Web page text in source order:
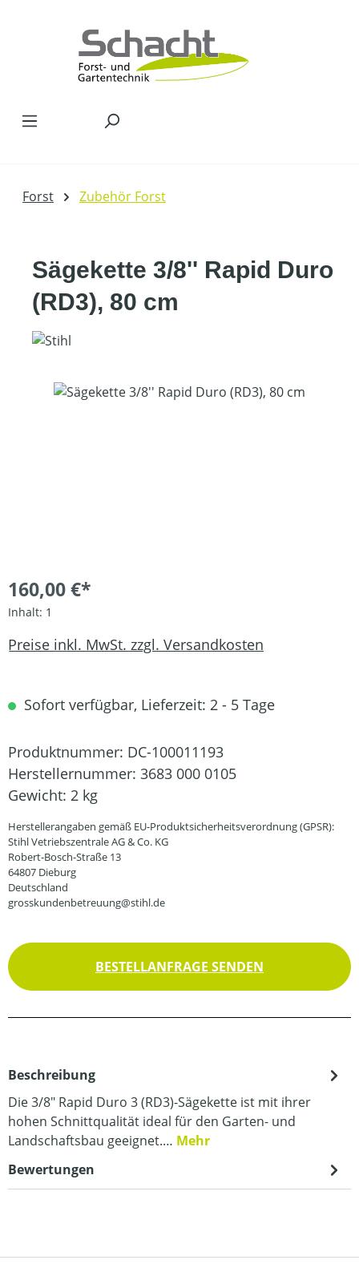
Forst Zubehör Forst
Sägekette 3/8'' Rapid Duro
(RD3), 80 cm
Bildergalerie überspringen
160,00 €*
Inhalt: 1
Preise inkl. MwSt. zzgl. Versandkosten
Sofort verfügbar, Lieferzeit: 2 - 5 Tage
Produktnummer: DC-100011193
Herstellernummer: 3683 000 0105
Gewicht: 2 kg
Herstellerangaben gemäß EU-Produktsicherheitsverordnung (GPSR):
Stihl Vetriebszentrale AG & Co. KG
Robert-Bosch-Straße 13
64807 Dieburg
Deutschland
grosskundenbetreuung@stihl.de
BESTELLANFRAGE SENDEN
Beschreibung
Die 3/8" Rapid Duro 3 (RD3)-Sägekette ist mit ihrer
hohen Schnittqualität ideal für den Garten- und
Landschaftsbau geeignet.… Mehr
Bewertungen